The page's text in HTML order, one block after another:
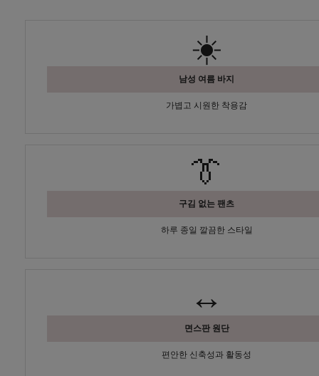
☀️
남성 여름 바지
가볍고 시원한 착용감
👔
구김 없는 팬츠
하루 종일 깔끔한 스타일
↔️
면스판 원단
편안한 신축성과 활동성